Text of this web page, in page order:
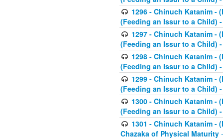
1296 - Chinuch Katanim -
(Feeding an Issur to a Child)
1297 - Chinuch Katanim -
(Feeding an Issur to a Child)
1298 - Chinuch Katanim -
(Feeding an Issur to a Child)
1299 - Chinuch Katanim -
(Feeding an Issur to a Child)
1300 - Chinuch Katanim -
(Feeding an Issur to a Child)
1301 - Chinuch Katanim -
Chazaka of Physical Maturity